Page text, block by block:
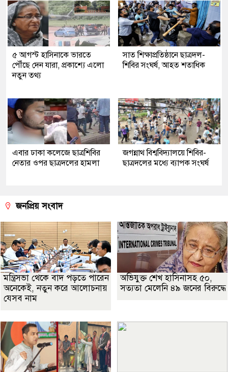
৫ আগস্ট হাসিনাকে ভারতে
পৌঁছে দেন যারা, প্রকাশ্যে এলো
নতুন তথ্য
সাত শিক্ষাপ্রতিষ্ঠানে ছাত্রদল-
শিবির সংঘর্ষ, আহত শতাধিক
এবার ঢাকা কলেজে ছাত্রশিবির
নেতার ওপর ছাত্রদলের হামলা
জগন্নাথ বিশ্ববিদ্যালয়ে শিবির-
ছাত্রদলের মধ্যে ব্যাপক সংঘর্ষ
জনপ্রিয় সংবাদ
মন্ত্রিসভা থেকে বাদ পড়তে পারেন
অনেকেই, নতুন করে আলোচনায়
যেসব নাম
অভিযুক্ত শেখ হাসিনাসহ ৫০,
সত্যতা মেলেনি ৪৯ জনের বিরুদ্ধে